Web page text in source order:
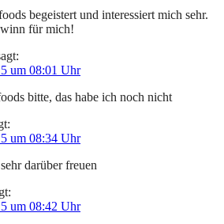
begeistert und interessiert mich sehr.
für mich!
um 08:01 Uhr
bitte, das habe ich noch nicht
um 08:34 Uhr
darüber freuen
um 08:42 Uhr